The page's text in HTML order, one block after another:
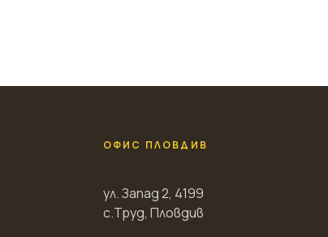
ОФИС ПЛОВДИВ
ул. Запад 2, 4199
с.Труд, Пловдив